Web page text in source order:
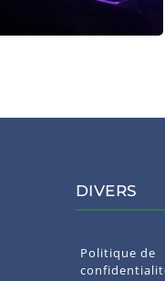
DIVERS
Politique de